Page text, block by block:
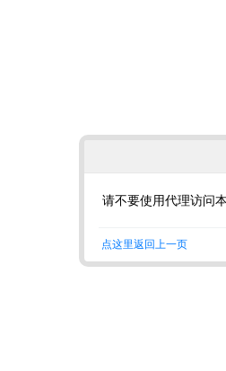
请不要使用代理访问
点这里返回上一页